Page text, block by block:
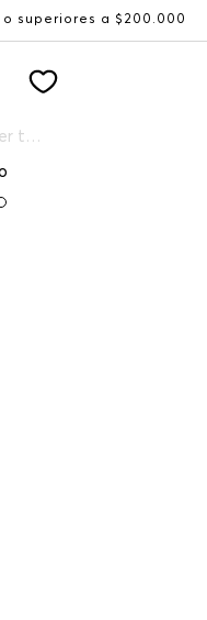
o superiores a $200.000
Jean para mujer tiro medio palazzo